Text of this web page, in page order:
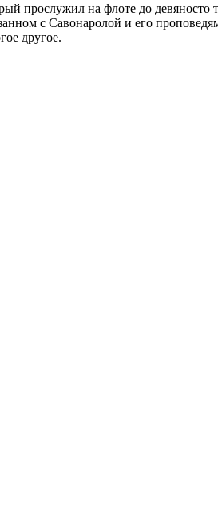
прослужил на флоте до девяносто
с Савонаролой и его
другое.